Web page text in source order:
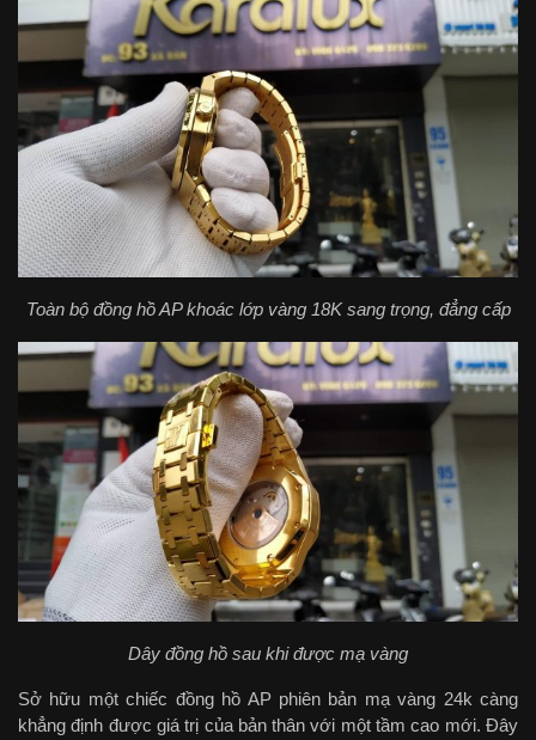
Toàn bộ đồng hồ AP khoác lớp vàng 18K sang trọng, đẳng cấp
Dây đồng hồ sau khi được mạ vàng
Sở hữu một chiếc đồng hồ AP phiên bản mạ vàng 24k càng
khẳng định được giá trị của bản thân với một tầm cao mới. Đây